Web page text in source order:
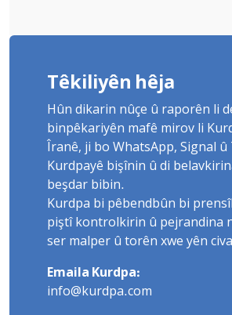
Têkiliyên hêja
Hûn dikarin nûçe û raporên li
binpêkariyên mafê mirov li
Îranê, ji bo WhatsApp, Signal û
Kurdpayê bişînin û di
beşdar bibin.
Kurdpa bi pêbendbûn bi
piştî kontrolkirin û pejrandina
ser malper û torên xwe yên
Emaila Kurdpa:
info@kurdpa.com